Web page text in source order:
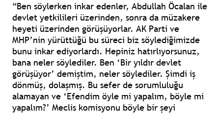
“Ben söylerken inkar edenler, Abdullah Öcalan ile
devlet yetkilileri üzerinden, sonra da müzakere
heyeti üzerinden görüşüyorlar. AK Parti ve
MHP’nin yürüttüğü bu süreci biz söylediğimizde
bunu inkar ediyorlardı. Hepiniz hatırlıyorsunuz,
bana neler söylediler. Ben ‘Bir yıldır devlet
görüşüyor’ demiştim, neler söylediler. Şimdi iş
dönmüş, dolaşmış. Bu sefer de sorumluluğu
alamayan ve ‘Efendim öyle mi yapalım, böyle mi
yapalım?’ Meclis komisyonu böyle bir şeyi